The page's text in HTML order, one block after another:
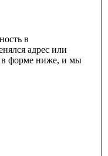
в
адрес или
в форме ниже, и мы